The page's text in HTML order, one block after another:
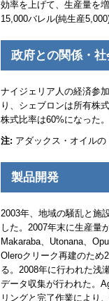
効率を上げて、生産量を
15,000バレル(純生産
政府との関係・
ナイジェリア人の経済参
り、シェブロンは所有株
株式比率は60%になった。
注: アダックス・オイルの
製品開発
2003年、地域の騒乱と施
した。2007年末に生産量
Makaraba、Utonana、
Oleroクリーク再建のため
る。2008年に行われた浅
データ収集が行われた。
リングと完了作業により